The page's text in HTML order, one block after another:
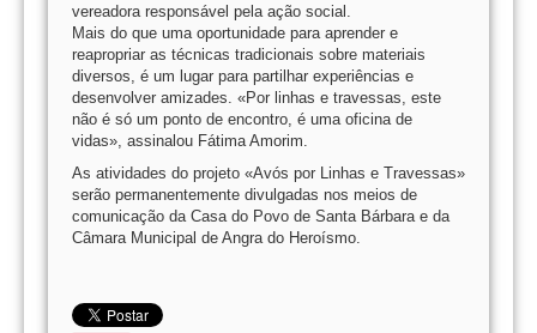
vereadora responsável pela ação social.
Mais do que uma oportunidade para aprender e
reapropriar as técnicas tradicionais sobre materiais
diversos, é um lugar para partilhar experiências e
desenvolver amizades. «Por linhas e travessas, este
não é só um ponto de encontro, é uma oficina de
vidas», assinalou Fátima Amorim.
As atividades do projeto «Avós por Linhas e Travessas»
serão permanentemente divulgadas nos meios de
comunicação da Casa do Povo de Santa Bárbara e da
Câmara Municipal de Angra do Heroísmo.